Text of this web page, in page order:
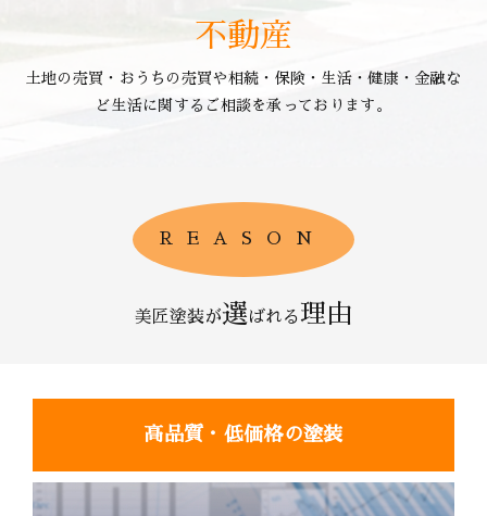
不動産
土地の売買・おうちの売買や相続・保険・生活・健康・金融な
ど生活に関するご相談を承っております。
REASON
美匠塗装が選ばれる理由
高品質・低価格の塗装